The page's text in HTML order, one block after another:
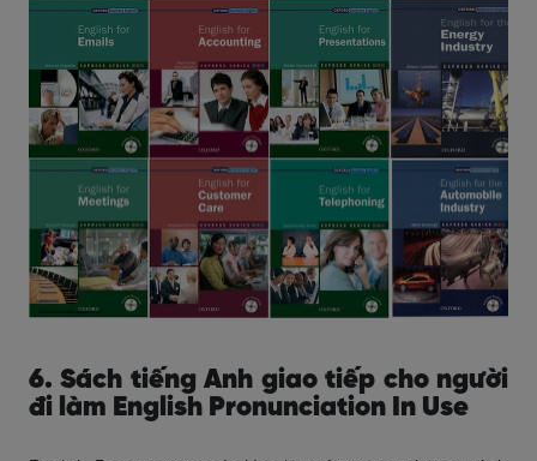
6. Sách tiếng Anh giao tiếp cho người
đi làm English Pronunciation In Use